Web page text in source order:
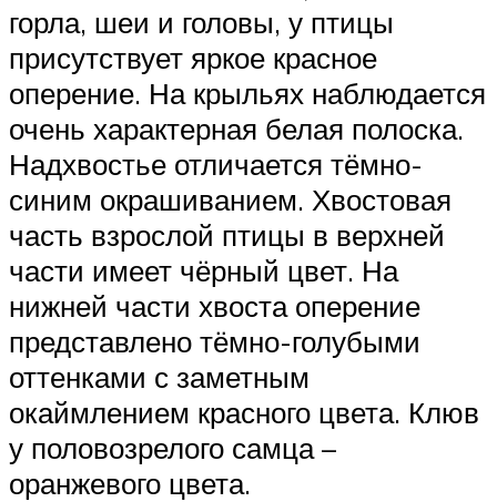
горла, шеи и головы, у птицы
присутствует яркое красное
оперение. На крыльях наблюдается
очень характерная белая полоска.
Надхвостье отличается тёмно-
синим окрашиванием. Хвостовая
часть взрослой птицы в верхней
части имеет чёрный цвет. На
нижней части хвоста оперение
представлено тёмно-голубыми
оттенками с заметным
окаймлением красного цвета. Клюв
у половозрелого самца –
оранжевого цвета.